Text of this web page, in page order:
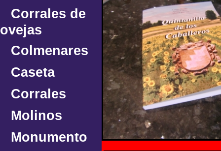
Corrales de
ovejas
Colmenares
Caseta
Corrales
Molinos
Monumento